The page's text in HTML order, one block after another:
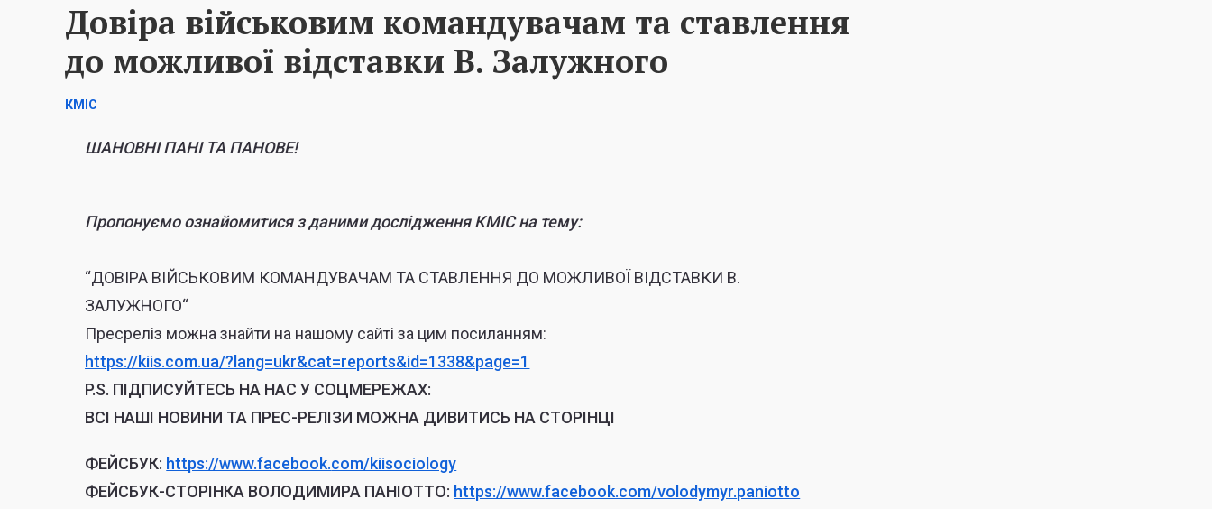
Довіра військовим командувачам та ставлення
до можливої відставки В. Залужного
КМІС
ШАНОВНІ ПАНІ ТА ПАНОВЕ!
Пропонуємо ознайомитися з даними дослідження КМІС на тему:
“ДОВІРА ВІЙСЬКОВИМ КОМАНДУВАЧАМ ТА СТАВЛЕННЯ ДО МОЖЛИВОЇ ВІДСТАВКИ В.
ЗАЛУЖНОГО“
Пресреліз можна знайти на нашому сайті за цим посиланням:
https://kiis.com.ua/?lang=ukr&cat=reports&id=1338&page=1
P.S. ПІДПИСУЙТЕСЬ НА НАС У СОЦМЕРЕЖАХ:
ВСІ НАШІ НОВИНИ ТА ПРЕС-РЕЛІЗИ МОЖНА ДИВИТИСЬ НА СТОРІНЦІ
ФЕЙСБУК: https://www.facebook.com/kiisociology
ФЕЙСБУК-СТОРІНКА ВОЛОДИМИРА ПАНІОТТО: https://www.facebook.com/volodymyr.paniotto